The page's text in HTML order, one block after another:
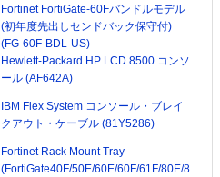
Fortinet FortiGate-60Fバンドルモデル
(初年度先出しセンドバック保守付)
(FG-60F-BDL-US)
Hewlett-Packard HP LCD 8500 コンソ
ール (AF642A)
IBM Flex System コンソール・ブレイ
クアウト・ケーブル (81Y5286)
Fortinet Rack Mount Tray
(FortiGate40F/50E/60E/60F/61F/80E/8